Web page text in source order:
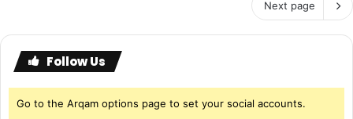
Next page
Follow Us
Go to the Arqam options page to set your social accounts.